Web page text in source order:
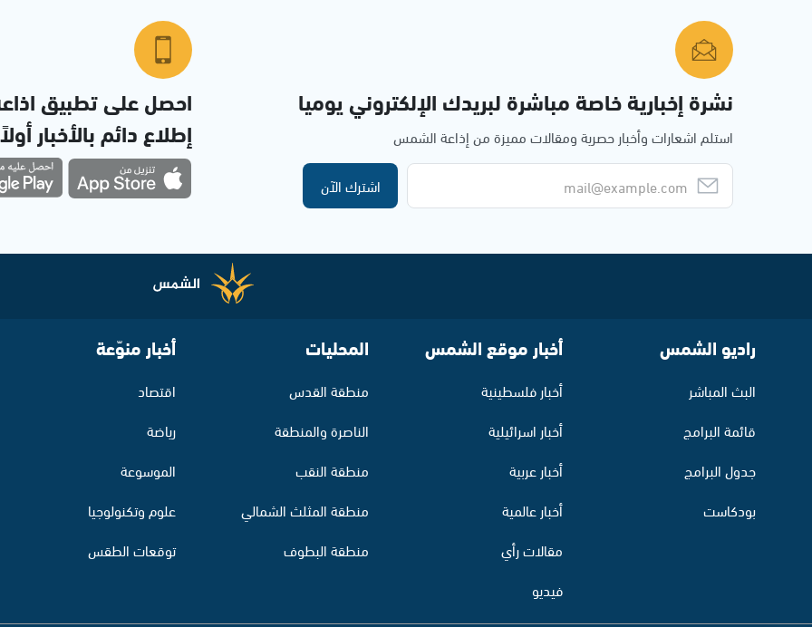
نشرة إخبارية خاصة مباشرة لبريدك الإلكتروني يوميا
استلم اشعارات وأخبار حصرية ومقالات مميزة من إذاعة الشمس
اشترك الآن
احصل على تطبيق
إطلاع دائم بالأخبار
راديو الشمس
البث المباشر
قائمة البرامج
جدول البرامج
بودكاست
أخبار موقع الشمس
أخبار فلسطينية
أخبار اسرائيلية
أخبار عربية
أخبار عالمية
مقالات رأي
فيديو
المحليات
منطقة القدس
الناصرة والمنطقة
منطقة النقب
منطقة المثلث الشمالي
منطقة البطوف
أخبار منوّعة
اقتصاد
رياضة
الموسوعة
علوم وتكنولوجيا
توقعات الطقس